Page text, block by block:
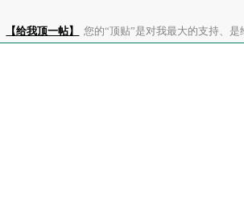
【给我顶一帖】 您的“顶贴”是对我最大的支持、